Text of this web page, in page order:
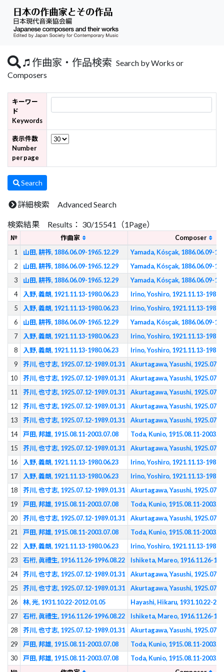
作曲家・作品検索 Search by Works or
Composers
キーワー
ド
Keywords
表示件数
Number
per page
Search
詳細検索 Advanced Search
検索結果 Results： 30/15541（1Page）
№ 作曲家
Composer
1
山田, 耕筰, 1886.06.09-1965.12.29
Yamada, Kósҫak, 1886.06.09-
2
山田, 耕筰, 1886.06.09-1965.12.29
Yamada, Kósҫak, 1886.06.09-
3
山田, 耕筰, 1886.06.09-1965.12.29
Yamada, Kósҫak, 1886.06.09-
4
入野, 義朗, 1921.11.13-1980.06.23
Irino, Yoshiro, 1921.11.13-
5
入野, 義朗, 1921.11.13-1980.06.23
Irino, Yoshiro, 1921.11.13-
6
山田, 耕筰, 1886.06.09-1965.12.29
Yamada, Kósҫak, 1886.06.09-
7
入野, 義朗, 1921.11.13-1980.06.23
Irino, Yoshiro, 1921.11.13-
8
入野, 義朗, 1921.11.13-1980.06.23
Irino, Yoshiro, 1921.11.13-
9
芥川, 也寸志, 1925.07.12-1989.01.31
Akurtagawa, Yasushi,
10
芥川, 也寸志, 1925.07.12-1989.01.31
Akurtagawa, Yasushi,
11
芥川, 也寸志, 1925.07.12-1989.01.31
Akurtagawa, Yasushi,
12
芥川, 也寸志, 1925.07.12-1989.01.31
Akurtagawa, Yasushi,
13
芥川, 也寸志, 1925.07.12-1989.01.31
Akurtagawa, Yasushi,
14
戸田, 邦雄, 1915.08.11-2003.07.08
Toda, Kunio, 1915.08.11-
15
芥川, 也寸志, 1925.07.12-1989.01.31
Akurtagawa, Yasushi,
16
入野, 義朗, 1921.11.13-1980.06.23
Irino, Yoshiro, 1921.11.13-
17
入野, 義朗, 1921.11.13-1980.06.23
Irino, Yoshiro, 1921.11.13-
18
芥川, 也寸志, 1925.07.12-1989.01.31
Akurtagawa, Yasushi,
19
戸田, 邦雄, 1915.08.11-2003.07.08
Toda, Kunio, 1915.08.11-
20
芥川, 也寸志, 1925.07.12-1989.01.31
Akurtagawa, Yasushi,
21
戸田, 邦雄, 1915.08.11-2003.07.08
Toda, Kunio, 1915.08.11-
22
入野, 義朗, 1921.11.13-1980.06.23
Irino, Yoshiro, 1921.11.13-
23
石桁, 眞禮生, 1916.11.26-1996.08.22
Ishiketa, Mareo, 1916.11.26-
24
芥川, 也寸志, 1925.07.12-1989.01.31
Akurtagawa, Yasushi,
25
芥川, 也寸志, 1925.07.12-1989.01.31
Akurtagawa, Yasushi,
26
林, 光, 1931.10.22-2012.01.05
Hayashi, Hikaru, 1931.10.22-
27
石桁, 眞禮生, 1916.11.26-1996.08.22
Ishiketa, Mareo, 1916.11.26-
28
芥川, 也寸志, 1925.07.12-1989.01.31
Akurtagawa, Yasushi,
29
戸田, 邦雄, 1915.08.11-2003.07.08
Toda, Kunio, 1915.08.11-
30
戸田, 邦雄, 1915.08.11-2003.07.08
Toda, Kunio, 1915.08.11-